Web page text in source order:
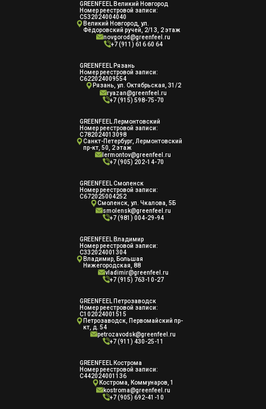
GREENFEEL Великий Новгород
Номер реестровой записи:
С532024004040
Великий Новгород, ул.
Фёдоровский ручей, 2/13, 2 этаж
novgorod@greenfeel.ru
+7 (911) 616 60 64
GREENFEEL Рязань
Номер реестровой записи:
С622024009554
Рязань, ул. Октябрьская, 31/2
ryazan@greenfeel.ru
+7 (915) 598-75-70
GREENFEEL Лермонтовский
Номер реестровой записи:
С782024013098
Санкт-Петербург, Лермонтовский
пр-кт, 50, 2 этаж
lermontov@greenfeel.ru
+7 (905) 202-14-70
GREENFEEL Смоленск
Номер реестровой записи:
С672025004252
Смоленск, ул. Чкалова, 5Б
smolensk@greenfeel.ru
+7 (981) 004-29-94
GREENFEEL Владимир
Номер реестровой записи:
С332024001304
Владимир, Большая
Нижегородская, 88
vladimir@greenfeel.ru
+7 (915) 763-10-27
GREENFEEL Петрозаводск
Номер реестровой записи:
С102024001515
Петрозаводск, Первомайский пр-
кт, д. 54
petrozavodsk@greenfeel.ru
+7 (911) 430-25-11
GREENFEEL Кострома
Номер реестровой записи:
С442024001136
Кострома, Коммунаров, 1
kostroma@greenfeel.ru
+7 (905) 692-41-10